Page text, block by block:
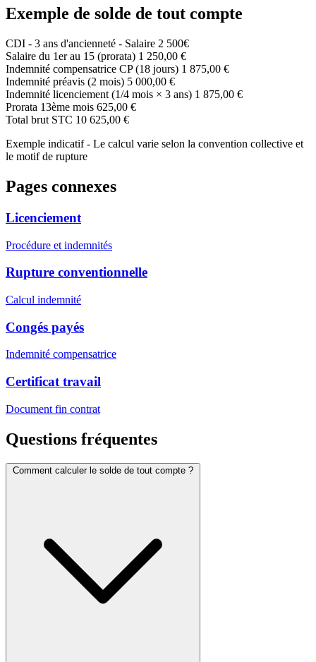
Exemple de solde de tout compte
CDI - 3 ans d'ancienneté - Salaire 2 500€
Salaire du 1er au 15 (prorata) 1 250,00 €
Indemnité compensatrice CP (18 jours) 1 875,00 €
Indemnité préavis (2 mois) 5 000,00 €
Indemnité licenciement (1/4 mois × 3 ans) 1 875,00 €
Prorata 13ème mois 625,00 €
Total brut STC 10 625,00 €
Exemple indicatif - Le calcul varie selon la convention collective et
le motif de rupture
Pages connexes
Licenciement
Procédure et indemnités
Rupture conventionnelle
Calcul indemnité
Congés payés
Indemnité compensatrice
Certificat travail
Document fin contrat
Questions fréquentes
Comment calculer le solde de tout compte ?